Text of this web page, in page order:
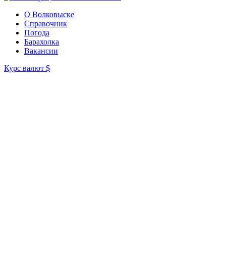
О Волковыске
Справочник
Погода
Барахолка
Вакансии
Курс валют $